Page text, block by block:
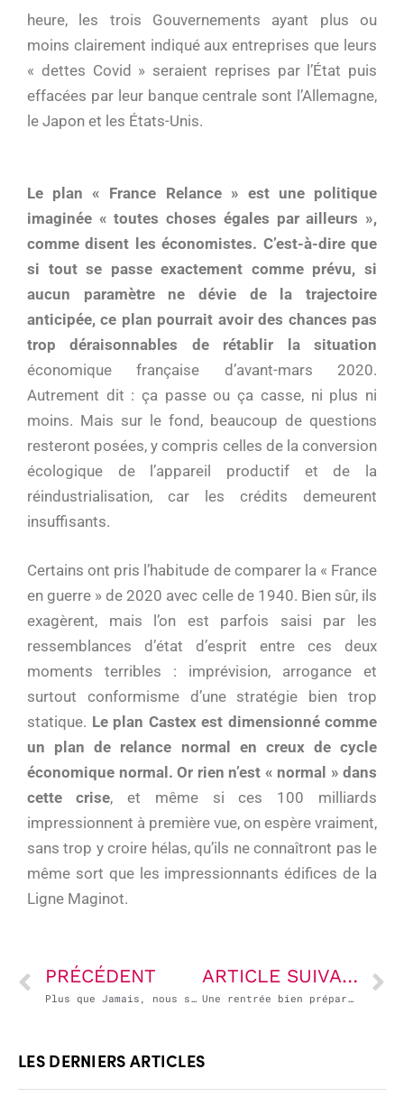
heure, les trois Gouvernements ayant plus ou
moins clairement indiqué aux entreprises que leurs
« dettes Covid » seraient reprises par l’État puis
effacées par leur banque centrale sont l’Allemagne,
le Japon et les États-Unis.
Le plan « France Relance » est une politique
imaginée « toutes choses égales par ailleurs »,
comme disent les économistes. C’est-à-dire que
si tout se passe exactement comme prévu, si
aucun paramètre ne dévie de la trajectoire
anticipée, ce plan pourrait avoir des chances pas
trop déraisonnables de rétablir la situation
économique française d’avant-mars 2020.
Autrement dit : ça passe ou ça casse, ni plus ni
moins. Mais sur le fond, beaucoup de questions
resteront posées, y compris celles de la conversion
écologique de l’appareil productif et de la
réindustrialisation, car les crédits demeurent
insuffisants.
Certains ont pris l’habitude de comparer la « France
en guerre » de 2020 avec celle de 1940. Bien sûr, ils
exagèrent, mais l’on est parfois saisi par les
ressemblances d’état d’esprit entre ces deux
moments terribles : imprévision, arrogance et
surtout conformisme d’une stratégie bien trop
statique. Le plan Castex est dimensionné comme
un plan de relance normal en creux de cycle
économique normal. Or rien n’est « normal » dans
cette crise, et même si ces 100 milliards
impressionnent à première vue, on espère vraiment,
sans trop y croire hélas, qu’ils ne connaîtront pas le
même sort que les impressionnants édifices de la
Ligne Maginot.
PRÉCÉDENT
Plus que Jamais, nous sommes Charlie.
ARTICLE SUIVANT
Une rentrée bien préparée ?
LES DERNIERS ARTICLES